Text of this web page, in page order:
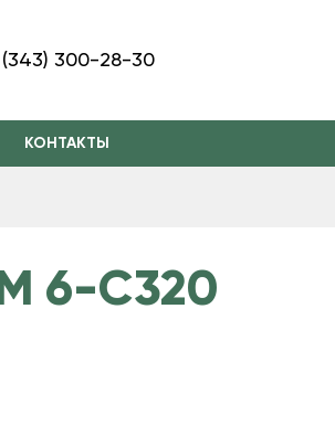
(343) 300-28-30
КОНТАКТЫ
6-С320